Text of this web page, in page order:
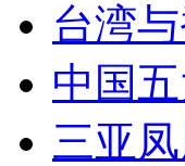
台湾
中国
三亚